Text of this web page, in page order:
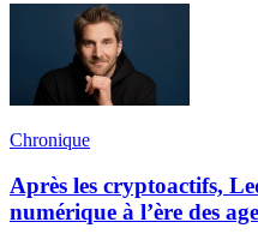
Chronique
Après les cryptoactifs,
numérique à l’ère des